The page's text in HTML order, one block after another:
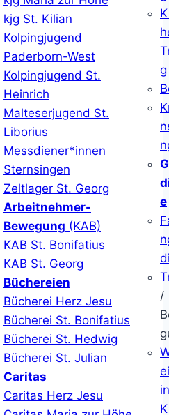
kjg St. Kilian
Kolpingjugend
Paderborn-West
Kolpingjugend St.
Heinrich
Malteserjugend St.
Liborius
Messdiener*innen
Sternsingen
Zeltlager St. Georg
Arbeitnehmer-
Bewegung (KAB)
KAB St. Bonifatius
KAB St. Georg
Büchereien
Bücherei Herz Jesu
Bücherei St. Bonifatius
Bücherei St. Hedwig
Bücherei St. Julian
Caritas
Caritas Herz Jesu
g
e
/